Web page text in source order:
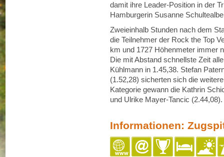
damit ihre Leader-Position in der
Hamburgerin Susanne
Zweieinhalb Stunden nach dem
die Teilnehmer der Rock the Top
km und 1727 Höhenmeter immer
Die mit Abstand schnellste Zeit
Kühlmann in 1.45,38. Stefan
(1.52,28) sicherten sich die
Kategorie gewann die Kathrin
und Ulrike Mayer-Tancic (2.44,08).
Informationen: